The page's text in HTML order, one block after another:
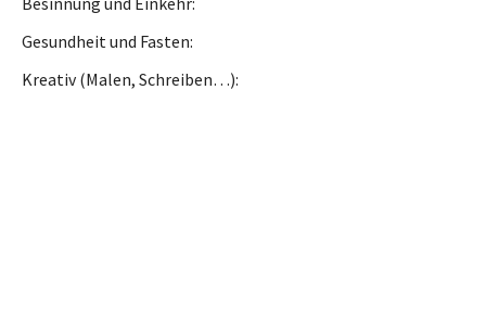
Gesundheit und Fasten
Kreativ (Malen, Schreiben…)